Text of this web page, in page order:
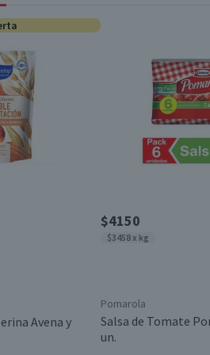
Linalool, Hexyl
Methylisothiazolinone,
Avena y
$4150
$3458 x kg
Pomarola
Salsa de Tomate
un.